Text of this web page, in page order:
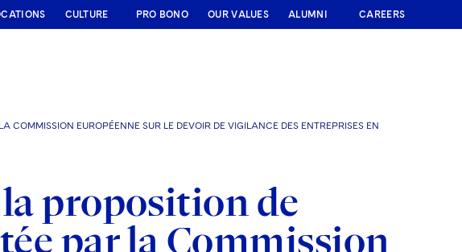
CULTURE PRO BONO OUR VALUES ALUMNI CAREERS
EUROPÉENNE SUR LE DEVOIR DE VIGILANCE DES ENTREPRISES EN
proposition de
par la Commission